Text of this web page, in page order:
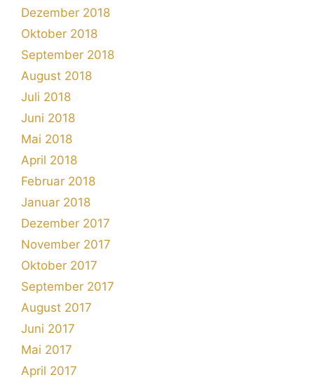
Dezember 2018
Oktober 2018
September 2018
August 2018
Juli 2018
Juni 2018
Mai 2018
April 2018
Februar 2018
Januar 2018
Dezember 2017
November 2017
Oktober 2017
September 2017
August 2017
Juni 2017
Mai 2017
April 2017